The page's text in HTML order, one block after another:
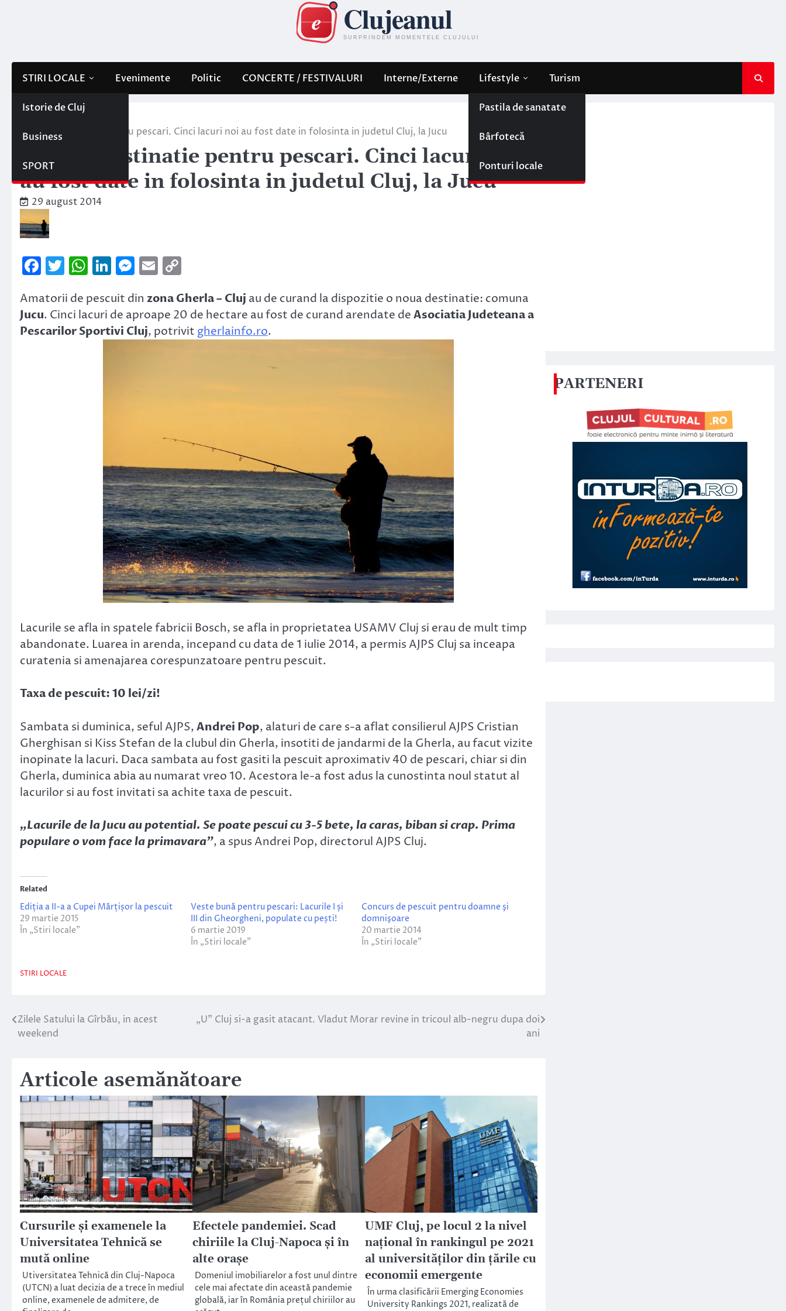
STIRI LOCALE
Istorie de Cluj
Business
SPORT
Evenimente Politic CONCERTE / FESTIVALURI Interne/Externe Lifestyle
Pastila de sanatate
Bârfotecă
Ponturi locale
Turism
Stiri locale
O noua destinatie pentru pescari. Cinci lacuri noi au fost date in folosinta in judetul Cluj, la Jucu
O noua destinatie pentru pescari. Cinci lacuri noi
au fost date in folosinta in judetul Cluj, la Jucu
29 august 2014
Facebook
Twitter
WhatsApp
LinkedIn
Messenger
Email
Amatorii de pescuit din zona Gherla – Cluj au de curand la dispozitie o noua destinatie: comuna
Jucu. Cinci lacuri de aproape 20 de hectare au fost de curand arendate deAsociatia Judeteana a
Pescarilor Sportivi Cluj, potrivit gherlainfo.ro.
Lacurile se afla in spatele fabricii Bosch, se afla in proprietatea USAMV Cluj si erau de mult timp
abandonate. Luarea in arenda, incepand cu data de 1 iulie 2014, a permis AJPS Cluj sa inceapa
curatenia si amenajarea corespunzatoare pentru pescuit.
Taxa de pescuit: 10 lei/zi!
Sambata si duminica, seful AJPS,Andrei Pop, alaturi de care s-a aflat consilierul AJPS Cristian
Gherghisan si Kiss Stefan de la clubul din Gherla, insotiti de jandarmi de la Gherla, au facut vizite
inopinate la lacuri. Daca sambata au fost gasiti la pescuit aproximativ 40 de pescari, chiar si din
Gherla, duminica abia au numarat vreo 10. Acestora le-a fost adus la cunostinta noul statut al
lacurilor si au fost invitati sa achite taxa de pescuit.
„Lacurile de la Jucu au potential. Se poate pescui cu 3-5 bete, la caras, biban si crap. Prima
populare o vom face la primavara”, a spus Andrei Pop, directorul AJPS Cluj.
Related
Ediția a II-a a Cupei Mărțișor la pescuit
29 martie 2015
În „Stiri locale”
Veste bună pentru pescari: Lacurile I și
III din Gheorgheni, populate cu pești!
6 martie 2019
În „Stiri locale”
Concurs de pescuit pentru doamne şi
domnişoare
20 martie 2014
În „Stiri locale”
STIRI LOCALE
Navigare
Zilele Satului la Gîrbău, in acest
weekend
„U” Cluj si-a gasit atacant. Vladut Morar revine in tricoul alb-negru dupa doi
ani
Articole asemănătoare
Cursurile și examenele la
Universitatea Tehnică se
mută online
Utiversitatea Tehnică din Cluj-Napoca
(UTCN) a luat decizia de a trece în mediul
online, examenele de admitere, de
Efectele pandemiei. Scad
chiriile la Cluj-Napoca și în
alte orașe
Domeniul imobiliarelor a fost unul dintre
cele mai afectate din această pandemie
globală, iar în România prețul chiriilor au
UMF Cluj, pe locul 2 la nivel
național în rankingul pe 2021
al universităților din țările cu
economii emergente
În urma clasificării Emerging Economies
University Rankings 2021, realizată de
PARTENERI